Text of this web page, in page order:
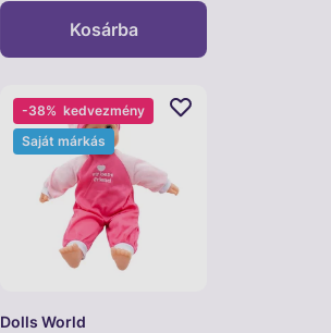
Kosárba
Dolls World
-38%kedvezmény
Saját márkás